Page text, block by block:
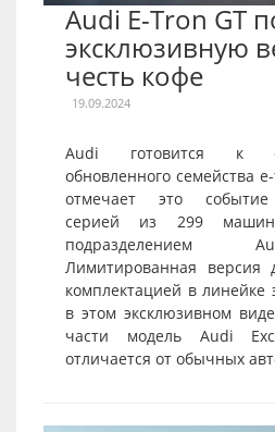
Audi E-Tron GT
эксклюзивную
честь кофе
19.09.2024
Audi готовится к
обновленного семейства
отмечает это событие
серией из 299 машин,
подразделением
Лимитированная версия
комплектацией в линейке
в этом эксклюзивном
части модель Audi
отличается от обычных